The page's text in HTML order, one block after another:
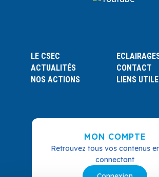
LE CSEC
ACTUALITÉS
NOS ACTIONS
CONTACT
LIENS
MON COMPTE
Retrouvez tous vos contenus
connectant